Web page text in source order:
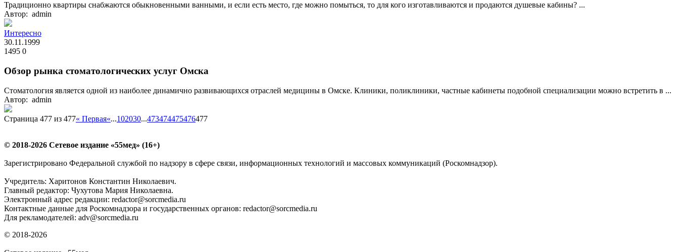
Традиционно квартиры снабжаются обыкновенными ванными, и если есть место, где можно помыться, то для кого изготавливаются и продаются душевые кабины? ...
Автор: admin
Интересно
30.11.1999
1495 0
Обзор рынка стоматологических услуг Омска
Стоматология является одной из наиболее динамично развивающихся отраслей медицины в Омске. Клиники, поликлиники, частные кабинеты подобной специализации можно встретить в ...
Автор: admin
Страница 477 из 477« Первая«...102030...473474475476477
© 2018-2026 Сетевое издание «55мед» (16+)
Зарегистрировано Федеральной службой по надзору в сфере связи, информационных технологий и массовых коммуникаций (Роскомнадзор).
Учредитель: Харитонов Константин Николаевич.
Главный редактор: Чухутова Мария Николаевна.
Электронный адрес редакции: redactor@sorcmedia.ru
Контактные данные для Роскомнадзора и государственных органов: redactor@sorcmedia.ru
Для рекламодателей: adv@sorcmedia.ru
© 2018-2026